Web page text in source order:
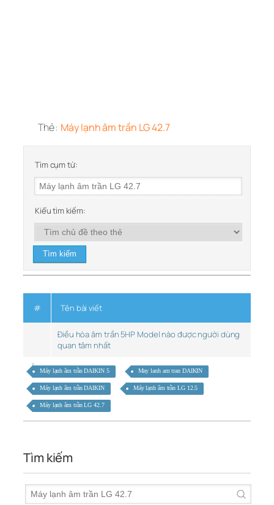
Thẻ: Máy lạnh âm trần LG 42.7
Tìm cụm từ:
Kiểu tìm kiếm:
# Tên bài viết
Điều hòa âm trần 5HP Model nào được người dùng
quan tâm nhất
Máy lạnh âm trần DAIKIN 5 May lanh am tran DAIKIN
Máy lạnh âm trần DAIKIN Máy lạnh âm trần LG 12.5
Máy lạnh âm trần LG 42.7
Tìm kiếm